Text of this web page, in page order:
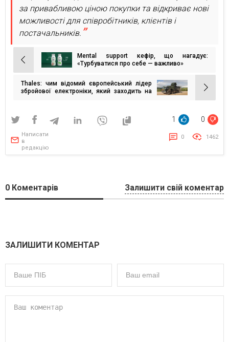
за привабливою ціною покупки та відкриває нові
можливості для співробітників, клієнтів і
постачальників.
Навігація
записів
Mental support кефір, що нагадує:
«Турбуватися про себе — важливо»
Thales: чим відомий європейський лідер
збройової електроніки, який заходить на
1 0
Написати
в
редакцію
0 1462
0 Коментарів Залишити свій коментар
ЗАЛИШИТИ КОМЕНТАР